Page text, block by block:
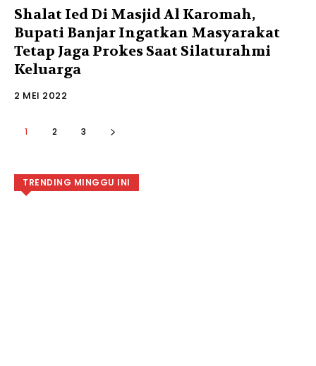
Shalat Ied Di Masjid Al Karomah,
Bupati Banjar Ingatkan Masyarakat
Tetap Jaga Prokes Saat Silaturahmi
Keluarga
2 MEI 2022
1 2 3
TRENDING MINGGU INI